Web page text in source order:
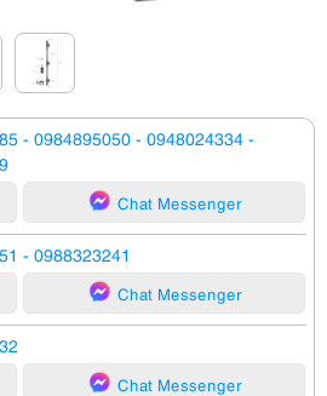
- 0984895050 - 0948024334 -
Chat Messenger
- 0988323241
Chat Messenger
Chat Messenger